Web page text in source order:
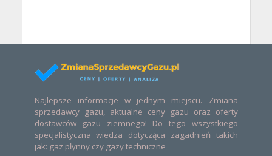
Najlepsze informacje w jednym miejscu. Zmiana
sprzedawcy gazu, aktualne ceny gazu oraz oferty
dostawców gazu ziemnego! Do tego wszystkiego
specjalistyczna wiedza dotycząca zagadnień takich
jak: gaz płynny czy gazy techniczne